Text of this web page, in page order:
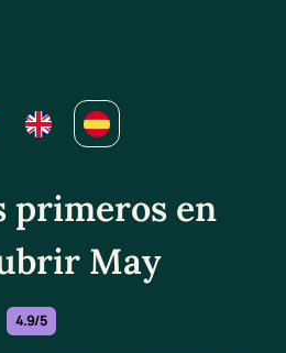
primeros en
May
4.9/5